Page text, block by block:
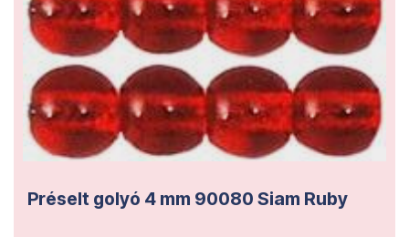
Préselt golyó 4 mm 90080 Siam Ruby